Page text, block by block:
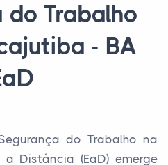
do Trabalho
- BA
do Trabalho na
Distância (EaD) emerge